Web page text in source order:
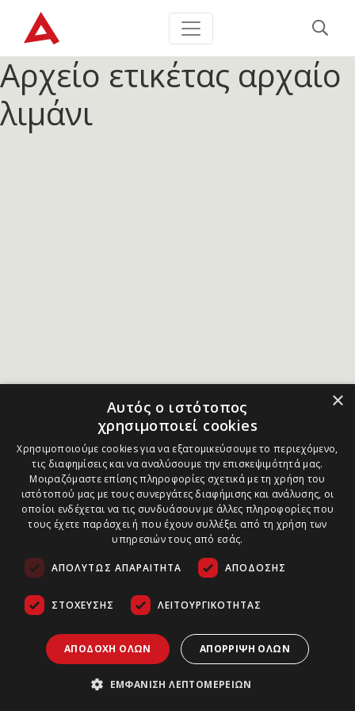
Αρχείο ετικέτας αρχαίο
λιμάνι
×
Αυτός ο ιστότοπος
χρησιμοποιεί cookies
Χρησιμοποιούμε cookies για να εξατομικεύσουμε το περιεχόμενο,
τις διαφημίσεις και να αναλύσουμε την επισκεψιμότητά μας.
Μοιραζόμαστε επίσης πληροφορίες σχετικά με τη χρήση του
ιστότοπού μας με τους συνεργάτες διαφήμισης και ανάλυσης, οι
οποίοι ενδέχεται να τις συνδυάσουν με άλλες πληροφορίες που
τους έχετε παράσχει ή που έχουν συλλέξει από τη χρήση των
υπηρεσιών τους από εσάς.
ΑΠΟΛΎΤΩΣ ΑΠΑΡΑΊΤΗΤΑ ΑΠΌΔΟΣΗΣ
ΣΤΌΧΕΥΣΗΣ ΛΕΙΤΟΥΡΓΙΚΌΤΗΤΑΣ
ΑΠΟΔΟΧΉ ΌΛΩΝ ΑΠΌΡΡΙΨΗ ΌΛΩΝ
ΕΜΦΆΝΙΣΗ ΛΕΠΤΟΜΕΡΕΙΏΝ